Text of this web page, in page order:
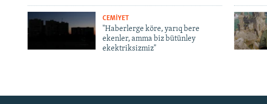
Русский
CEMİYET
"Haberlerge köre, yarıq bere
ekenler, amma biz bütünley
ekektriksizmiz"